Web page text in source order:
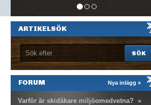
ARTIKELSÖK
Nya inlägg »
FORUM
Varför är skidåkare miljöomedvetna? »